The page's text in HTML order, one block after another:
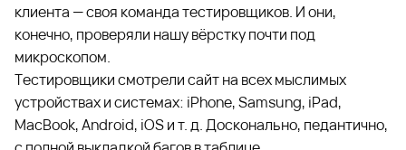
клиента — своя команда тестировщиков. И они,
конечно, проверяли нашу вёрстку почти под
микроскопом.
Тестировщики смотрели сайт на всех мыслимых
устройствах и системах: iPhone, Samsung, iPad,
MacBook, Android, iOS и т. д. Досконально, педантично,